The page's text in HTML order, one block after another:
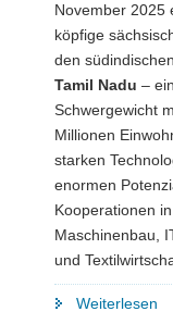
November 2025
köpfige
den
Tamil Nadu –
Schwergewicht
Millionen
starken
enormen
Kooperationen in
Maschinenbau,
und
Weiterlesen